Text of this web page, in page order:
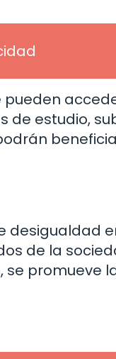
pueden
de estudio,
desigualdad
de la
promueve